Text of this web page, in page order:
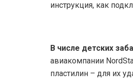
инструкция, как
В числе детских
авиакомпании
пластилин – для их